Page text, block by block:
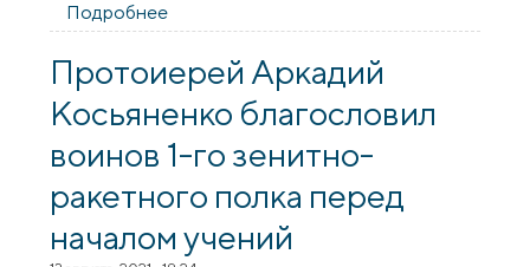
Подробнее
Честных Древ Животворящего Креста
Господня епископ Антоний совершил
Божественную литургию в Покровском
соборе города Гродно
Протоиерей Аркадий
Косьяненко благословил
воинов 1-го зенитно-
ракетного полка перед
началом учений